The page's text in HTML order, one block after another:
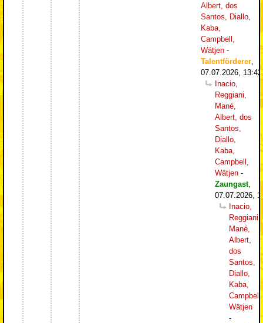
Albert, dos
Santos, Diallo,
Kaba,
Campbell,
Wätjen -
Talentförderer
07.07.2026, 13:42
Inacio,
Reggiani,
Mané,
Albert, dos
Santos,
Diallo,
Kaba,
Campbell,
Wätjen -
Zaungast,
07.07.2026,
Inacio,
Reggiani,
Mané,
Albert,
dos
Santos,
Diallo,
Kaba,
Campbell,
Wätjen
-